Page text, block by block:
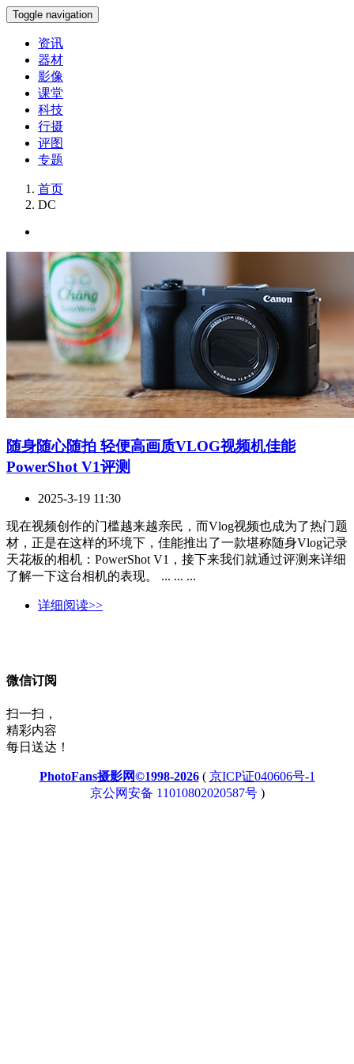
Toggle navigation
资讯
器材
影像
课堂
科技
行摄
评图
专题
首页
DC
随身随心随拍 轻便高画质VLOG视频机佳能
PowerShot V1评测
2025-3-19 11:30
现在视频创作的门槛越来越亲民，而Vlog视频也成为了热门题
材，正是在这样的环境下，佳能推出了一款堪称随身Vlog记录
天花板的相机：PowerShot V1，接下来我们就通过评测来详细
了解一下这台相机的表现。 ... ... ...
详细阅读>>
微信订阅
扫一扫，
精彩内容
每日送达！
PhotoFans摄影网©1998-2026( 京ICP证040606号-1
京公网安备 11010802020587号)